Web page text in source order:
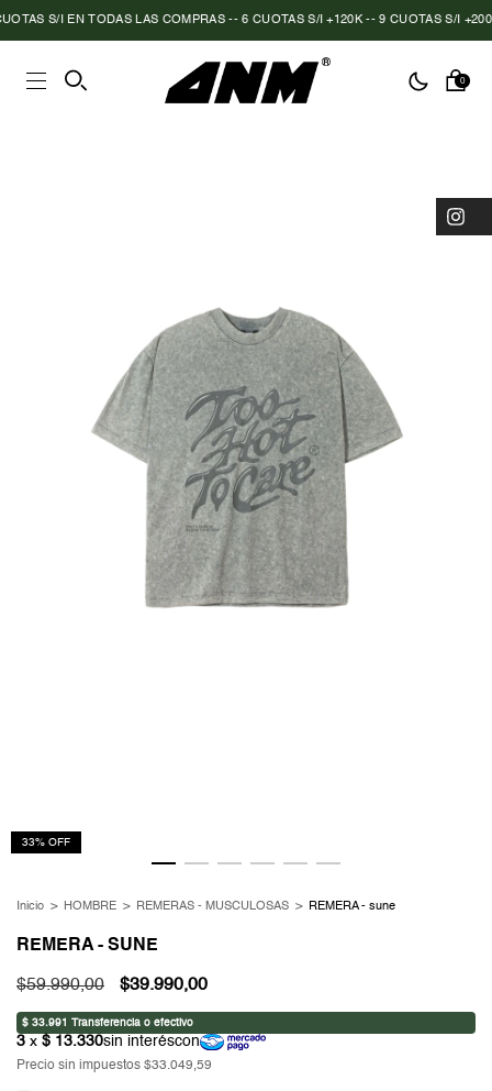
S/I EN TODAS LAS COMPRAS -- 6 CUOTAS S/I +120K -- 9 CUOTAS S/I +200K
0
33% OFF
Inicio > HOMBRE > REMERAS - MUSCULOSAS > REMERA - sune
REMERA - SUNE
$59.990,00 $39.990,00
Precio sin impuestos $33.049,59